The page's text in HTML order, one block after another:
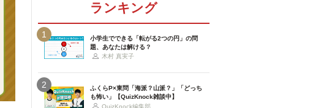
ランキング
1
小学生でできる「転がる2つの円」の問
題、あなたは解ける？
木村 真実子
2
ふくらP×東問「海派？山派？」「どっち
も怖い」【QuizKnock雑談中】
QuizKnock編集部